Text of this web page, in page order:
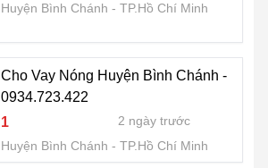
Huyện Bình Chánh
TP.Hồ Chí Minh
Cho Vay Nóng Huyện Bình Chánh -
0934.723.422
1
2 ngày trước
Huyện Bình Chánh
TP.Hồ Chí Minh